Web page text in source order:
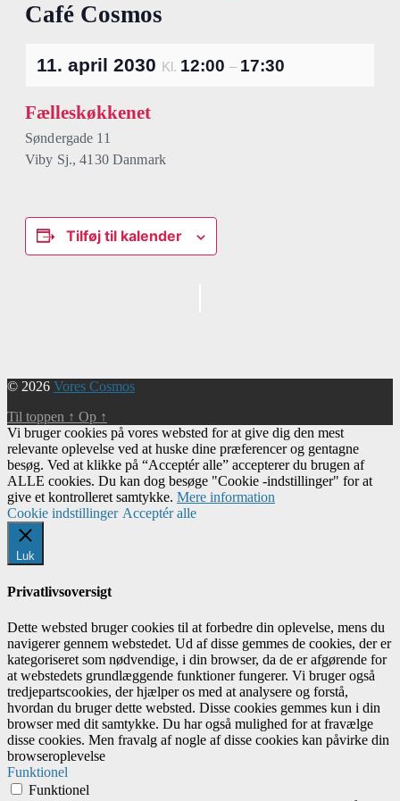
Café Cosmos
11. april 2030 Kl. 12:00 – 17:30
Fælleskøkkenet
Søndergade 11
Viby Sj., 4130 Danmark
Tilføj til kalender
© 2026 Vores Cosmos
Til toppen ↑ Op ↑
Vi bruger cookies på vores websted for at give dig den mest
relevante oplevelse ved at huske dine præferencer og gentagne
besøg. Ved at klikke på “Acceptér alle” accepterer du brugen af ​​
ALLE cookies. Du kan dog besøge "Cookie -indstillinger" for at
give et kontrolleret samtykke. Mere information
Cookie indstillinger Acceptér alle
Luk
Privatlivsoversigt
Dette websted bruger cookies til at forbedre din oplevelse, mens du
navigerer gennem webstedet. Ud af disse gemmes de cookies, der er
kategoriseret som nødvendige, i din browser, da de er afgørende for
at webstedets grundlæggende funktioner fungerer. Vi bruger også
tredjepartscookies, der hjælper os med at analysere og forstå,
hvordan du bruger dette websted. Disse cookies gemmes kun i din
browser med dit samtykke. Du har også mulighed for at fravælge
disse cookies. Men fravalg af nogle af disse cookies kan påvirke din
browseroplevelse
Funktionel
Funktionel